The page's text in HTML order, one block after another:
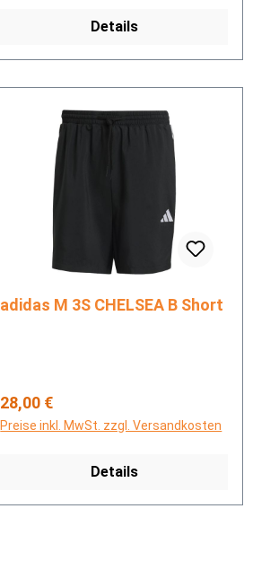
Details
adidas M 3S CHELSEA B Short
Regulärer Preis:
28,00 €
Preise inkl. MwSt. zzgl. Versandkosten
Details